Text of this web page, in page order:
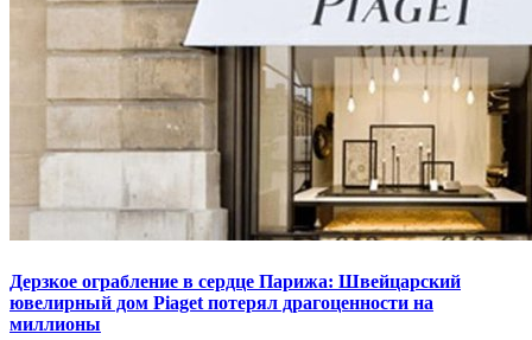
Дерзкое ограбление в сердце Парижа: Швейцарский
ювелирный дом Piaget потерял драгоценности на
миллионы